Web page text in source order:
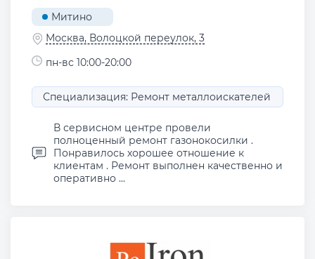
Митино
Москва, Волоцкой переулок, 3
пн-вс 10:00-20:00
Специализация: Ремонт металлоискателей
В сервисном центре провели
полноценный ремонт газонокосилки .
Понравилось хорошее отношение к
клиентам . Ремонт выполнен качественно и
оперативно ...